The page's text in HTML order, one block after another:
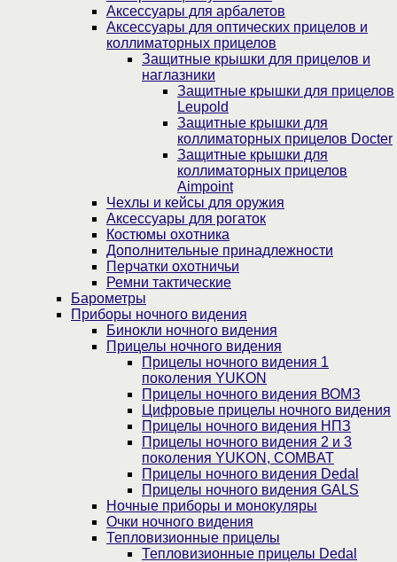
Аксессуары для арбалетов
Аксессуары для оптических прицелов и
коллиматорных прицелов
Защитные крышки для прицелов и
наглазники
Защитные крышки для прицелов
Leupold
Защитные крышки для
коллиматорных прицелов Docter
Защитные крышки для
коллиматорных прицелов
Aimpoint
Чехлы и кейсы для оружия
Аксессуары для рогаток
Костюмы охотника
Дополнительные принадлежности
Перчатки охотничьи
Ремни тактические
Барометры
Приборы ночного видения
Бинокли ночного видения
Прицелы ночного видения
Прицелы ночного видения 1
поколения YUKON
Прицелы ночного видения ВОМЗ
Цифровые прицелы ночного видения
Прицелы ночного видения НПЗ
Прицелы ночного видения 2 и 3
поколения YUKON, COMBAT
Прицелы ночного видения Dedal
Прицелы ночного видения GALS
Ночные приборы и монокуляры
Очки ночного видения
Тепловизионные прицелы
Тепловизионные прицелы Dedal